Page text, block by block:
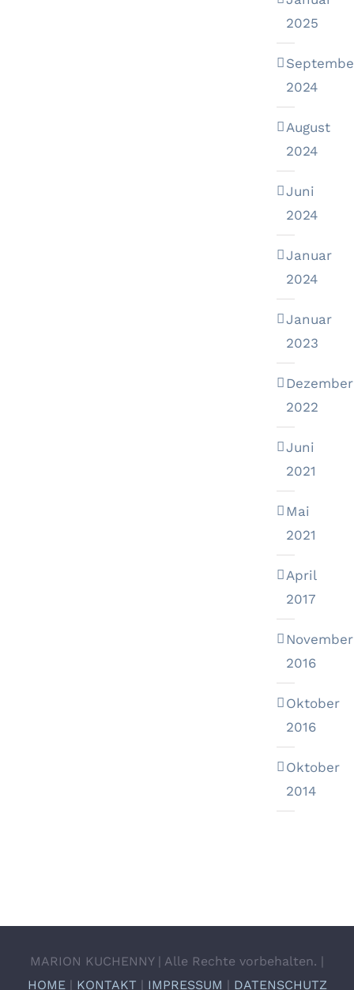
2025
2024
August
2024
Juni
2024
Januar
2024
Januar
2023
Dezember
2022
Juni
2021
Mai
2021
April
2017
November
2016
Oktober
2016
Oktober
2014
MARION KUCHENNY | Alle Rechte vorbehalten. |
HOME| KONTAKT IMPRESSUM DATENSCHUTZ